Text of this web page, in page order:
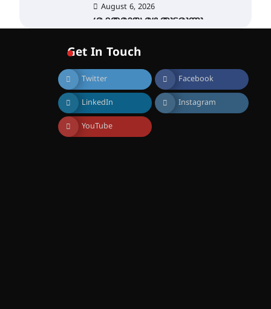
August 6, 2026
ശക്തമായ മഴ തുടരുന്നു –
തൃശൂർ ജില്ലയിൽ എല്ലാ
സ്ഥാപനങ്ങൾക്കും
August 7, 2026
എം.ജി. യൂണിവേഴ്‌സിറ്റിയിൽ
നിന്ന് ഇംഗ്ളീഷ്
സാഹിത്യത്തിൽ ഡോക്ടറേറ്റ്
നേടിയ എൻ. ആര്യ
Get In Touch
Twitter Facebook
LinkedIn Instagram
YouTube